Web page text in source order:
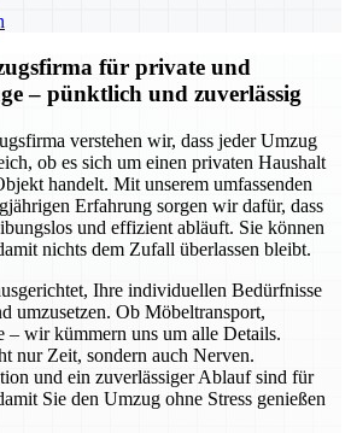
für private und
– pünktlich und zuverlässig
verstehen wir, dass jeder Umzug
ob es sich um einen privaten Haushalt
handelt. Mit unserem umfassenden
Erfahrung sorgen wir dafür, dass
und effizient abläuft. Sie können
nichts dem Zufall überlassen bleibt.
Ihre individuellen Bedürfnisse
umzusetzen. Ob Möbeltransport,
– wir kümmern uns um alle Details.
nur Zeit, sondern auch Nerven.
und ein zuverlässiger Ablauf sind für
Sie den Umzug ohne Stress genießen